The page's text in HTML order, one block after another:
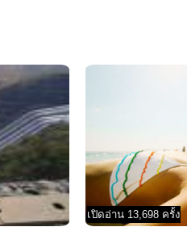
เปิดอ่าน 13,698 ครั้ง